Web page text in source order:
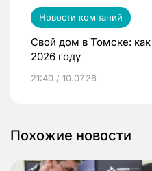
Новости компаний
Свой дом в Томске:
2026 году
21:40 / 10.07.26
Похожие новости